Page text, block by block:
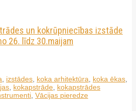
un kokrūpniecības izstāde
26. līdz 30.maijam
izstādes koka arhitektūra koka ēkas
kokapstrāde kokapstrādes
Vācijas pieredze